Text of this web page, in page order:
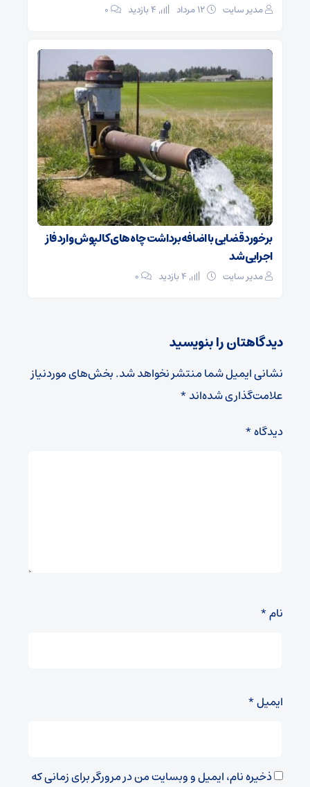
مدیر سایت ۰
برخورد قضایی با اضافه‌برداشت چاه‌های کالپوش وارد فاز
اجرایی شد
مدیر سایت ۰
دیدگاهتان را بنویسید
نشانی ایمیل شما منتشر نخواهد شد.بخش‌های موردنیاز
علامت‌گذاری شده‌اند*
دیدگاه*
نام*
ایمیل*
ذخیره نام، ایمیل و وبسایت من در مرورگر برای زمانی که